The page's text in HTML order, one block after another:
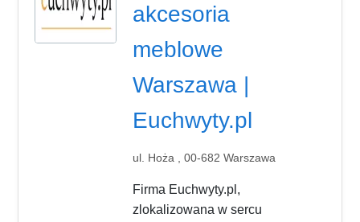
akcesoria
meblowe
Warszawa |
Euchwyty.pl
ul. Hoża , 00-682 Warszawa
Firma Euchwyty.pl,
zlokalizowana w sercu